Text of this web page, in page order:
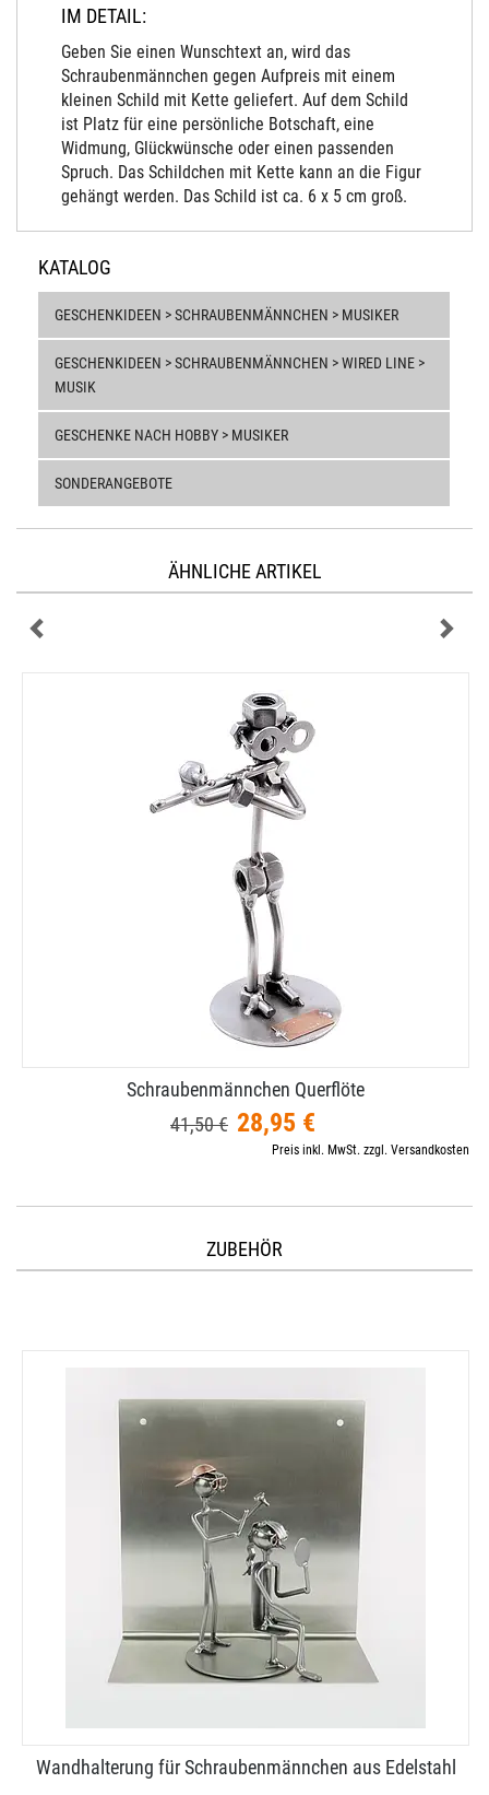
IM DETAIL:
Geben Sie einen Wunschtext an, wird das
Schraubenmännchen gegen Aufpreis mit einem
kleinen Schild mit Kette geliefert. Auf dem Schild
ist Platz für eine persönliche Botschaft, eine
Widmung, Glückwünsche oder einen passenden
Spruch. Das Schildchen mit Kette kann an die Figur
gehängt werden. Das Schild ist ca. 6 x 5 cm groß.
KATALOG
GESCHENKIDEEN > SCHRAUBENMÄNNCHEN > MUSIKER
GESCHENKIDEEN > SCHRAUBENMÄNNCHEN > WIRED LINE >
MUSIK
GESCHENKE NACH HOBBY > MUSIKER
SONDERANGEBOTE
ÄHNLICHE ARTIKEL
Schraubenmännchen Querflöte
41,50 € 28,95 €
Preis inkl. MwSt. zzgl. Versandkosten
ZUBEHÖR
Wandhalterung für Schraubenmännchen aus Edelstahl